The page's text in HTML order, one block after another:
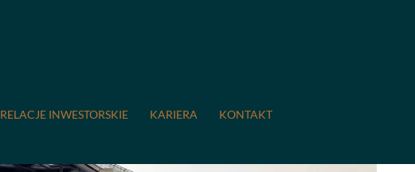
RELACJE INWESTORSKIE KARIERA KONTAKT